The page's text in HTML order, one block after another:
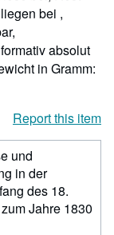
bei ,
absolut
in Gramm:
Report this item
und
in der
des 18.
Jahre 1830